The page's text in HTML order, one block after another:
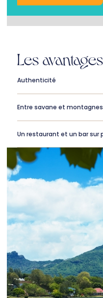
Les
Authenticité
Entre savane et montagnes
Un restaurant et un bar sur